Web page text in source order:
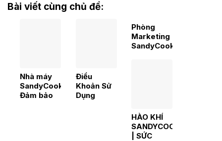
Bài viết cùng chủ đề:
Nhà máy
SandyCook-
Đảm bảo
Điều
Khoản Sử
Dụng
Phòng
Marketing
SandyCook
HÀO KHÍ
SANDYCOOK
| SỨC